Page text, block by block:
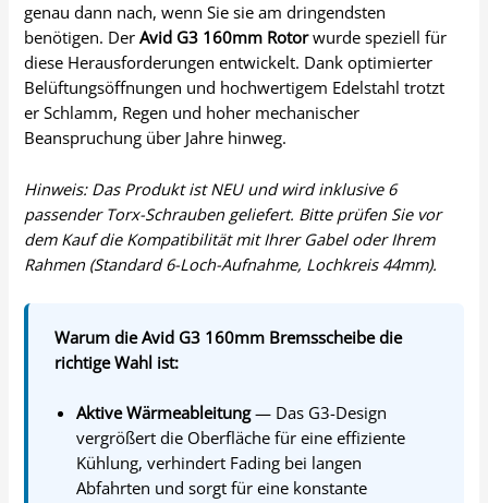
genau dann nach, wenn Sie sie am dringendsten
benötigen. DerAvid G3 160mm Rotorwurde speziell für
diese Herausforderungen entwickelt. Dank optimierter
Belüftungsöffnungen und hochwertigem Edelstahl trotzt
er Schlamm, Regen und hoher mechanischer
Beanspruchung über Jahre hinweg.
Hinweis: Das Produkt ist NEU und wird inklusive 6
passender Torx-Schrauben geliefert. Bitte prüfen Sie vor
dem Kauf die Kompatibilität mit Ihrer Gabel oder Ihrem
Rahmen (Standard 6-Loch-Aufnahme, Lochkreis 44mm).
Warum die Avid G3 160mm Bremsscheibe die
richtige Wahl ist:
Aktive Wärmeableitung— Das G3-Design
vergrößert die Oberfläche für eine effiziente
Kühlung, verhindert Fading bei langen
Abfahrten und sorgt für eine konstante